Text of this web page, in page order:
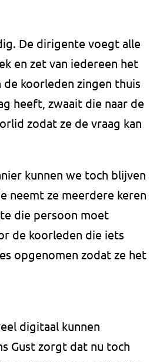
De dirigente voegt alle
en zet van iedereen het
koorleden zingen thuis
heeft, zwaait die naar de
zodat ze de vraag kan
kunnen we toch blijven
neemt ze meerdere keren
die persoon moet
de koorleden die iets
opgenomen zodat ze het
digitaal kunnen
Gust zorgt dat nu toch